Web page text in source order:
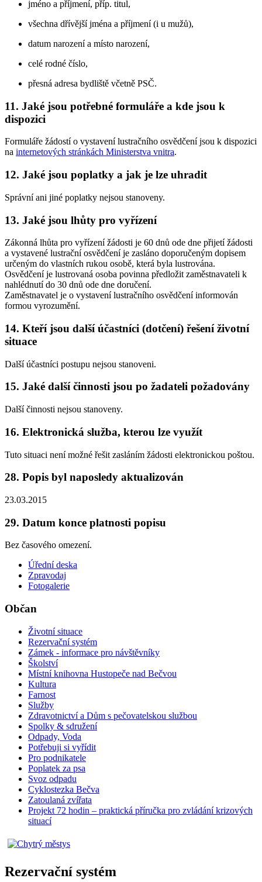
jméno a příjmení, příp. titul,
všechna dřívější jména a příjmení (i u mužů),
datum narození a místo narození,
celé rodné číslo,
přesná adresa bydliště včetně PSČ.
11. Jaké jsou potřebné formuláře a kde jsou k
dispozici
Formuláře žádostí o vystavení lustračního osvědčení jsou k dispozici
na internetových stránkách Ministerstva vnitra.
12. Jaké jsou poplatky a jak je lze uhradit
Správní ani jiné poplatky nejsou stanoveny.
13. Jaké jsou lhůty pro vyřízení
Zákonná lhůta pro vyřízení žádosti je 60 dnů ode dne přijetí žádosti
a vystavené lustrační osvědčení je zasláno doporučeným dopisem
určeným do vlastních rukou osobě, která byla lustrována.
Osvědčení je lustrovaná osoba povinna předložit zaměstnavateli k
nahlédnutí do 30 dnů ode dne doručení.
Zaměstnavatel je o vystavení lustračního osvědčení informován
formou vyrozumění.
14. Kteří jsou další účastníci (dotčení) řešení životní
situace
Další účastníci postupu nejsou stanoveni.
15. Jaké další činnosti jsou po žadateli požadovány
Další činnosti nejsou stanoveny.
16. Elektronická služba, kterou lze využít
Tuto situaci není možné řešit zasláním žádosti elektronickou poštou.
28. Popis byl naposledy aktualizován
23.03.2015
29. Datum konce platnosti popisu
Bez časového omezení.
Úřední deska
Zpravodaj
Fotogalerie
Občan
Životní situace
Rezervační systém
Zámek - informace pro návštěvníky
Školství
Místní knihovna Hustopeče nad Bečvou
Kultura
Farnost
Služby
Zdravotnictví a Dům s pečovatelskou službou
Spolky & sdružení
Odpady, Voda
Potřebuji si vyřídit
Pro podnikatele
Poplatek za psa
Svoz odpadu
Cyklostezka Bečva
Zatoulaná zvířata
Projekt 72 hodin – praktická příručka pro zvládání krizových
situací
Rezervační systém